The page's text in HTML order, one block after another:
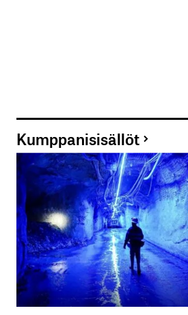
Kumppanisisällöt